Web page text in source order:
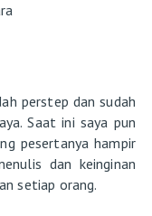
perstep dan sudah
Saat ini saya pun
pesertanya hampir
dan keinginan
setiap orang.